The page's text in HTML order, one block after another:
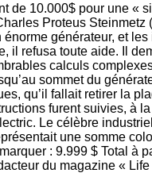
de 10.000$ pour une
Proteus
générateur, et
il refusa toute aide. Il
calculs
sommet du
qu’il fallait retirer la
furent suivies,
Le célèbre
une somme
: 9.999 $ Total
du magazine «